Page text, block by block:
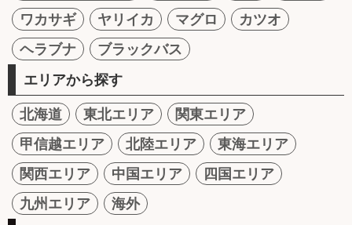
ワカサギ
ヤリイカ マグロ
カツオ
ヘラブナ
ブラックバス
エリアから探す
北海道 東北エリア
関東エリア
甲信越エリア
北陸エリア
東海エリア
関西エリア
中国エリア
四国エリア
九州エリア
海外